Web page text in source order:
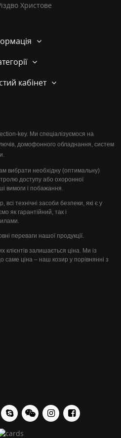
Христове
кабінет
key. Ми спеціалізуємося на
домофонного обладнання, систем
вибрати необхідну (оптимальну)
доступу або охоронної
вимоги і побажання.
всі технічні засоби безпеки, які є у
як гарантійний, так і
переваги нашої продукції.
залишається ціна. Ми із
ціна – наш козир у порівнянні з